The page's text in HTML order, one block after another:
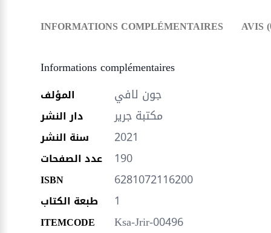
INFORMATIONS COMPLÉMENTAIRES AVIS
Informations complémentaires
المؤلف جون لافي
دار النشر مكتبة جرير
سنة النشر 2021
عدد الصفحات 190
ISBN 6281072116200
طبعة الكتاب 1
ITEMCODE
Ksa-Jrir-00496